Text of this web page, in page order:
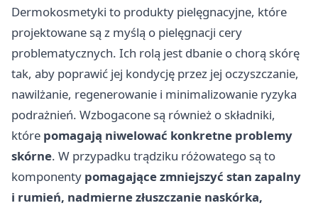
Dermokosmetyki to produkty pielęgnacyjne, które
projektowane są z myślą o pielęgnacji cery
problematycznych. Ich rolą jest dbanie o chorą skórę
tak, aby poprawić jej kondycję przez jej oczyszczanie,
nawilżanie, regenerowanie i minimalizowanie ryzyka
podrażnień. Wzbogacone są również o składniki,
które pomagają niwelować konkretne problemy
skórne. W przypadku trądziku różowatego są to
komponenty pomagające zmniejszyć stan zapalny
i rumień, nadmierne złuszczanie naskórka,